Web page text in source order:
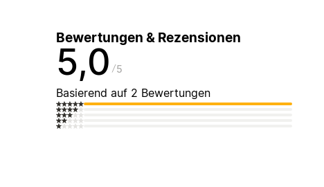
Bewertungen & Rezensionen
5,0 5
Basierend auf 2 Bewertungen